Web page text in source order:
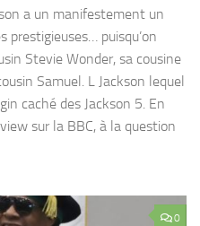
a un manifestement un
prestigieuses… puisqu’on
Stevie Wonder, sa cousine
Samuel. L Jackson lequel
caché des Jackson 5. En
sur la BBC, à la question
0